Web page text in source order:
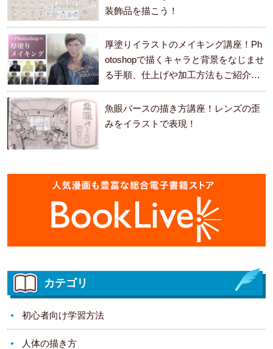
装飾品を描こう！
厚塗りイラストのメイキング講座！Ph
otoshopで描くキャラと背景をなじませ
る手順、仕上げや加工方法もご紹介し
ます。
魚眼パースの描き方講座！レンズの歪
みをイラストで表現！
カテゴリ
初心者向け学習方法
人体の描き方